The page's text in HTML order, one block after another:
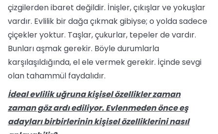
çizgilerden ibaret değildir. İnişler, çıkışlar ve yokuşlar
vardır. Evlilik bir dağa çıkmak gibiyse; o yolda sadece
çiçekler yoktur. Taşlar, çukurlar, tepeler de vardır.
Bunları aşmak gerekir. Böyle durumlarla
karşılaşıldığında, el ele vermek gerekir. İçinde sevgi
olan tahammül faydalıdır.
İdeal evlilik uğruna kişisel özellikler zaman
zaman göz ardı ediliyor. Evlen­meden önce eş
adayları birbirlerinin kişisel özelliklerini nasıl